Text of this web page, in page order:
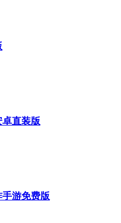
直装版
手游免费版